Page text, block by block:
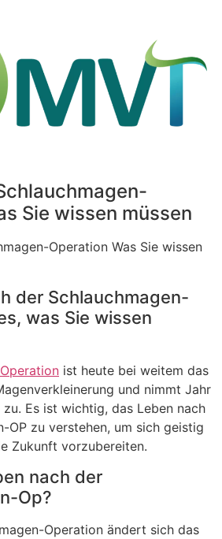
Sie wissen müssen
Operation Was Sie wissen
der Schlauchmagen-
was Sie wissen
ist heute bei weitem das
und nimmt Jahr
Es ist wichtig, das Leben nach
OP zu verstehen, um sich geistig
Zukunft vorzubereiten.
nach der
Op?
Operation ändert sich das